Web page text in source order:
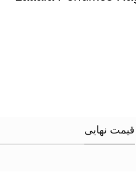
قیمت نهایی